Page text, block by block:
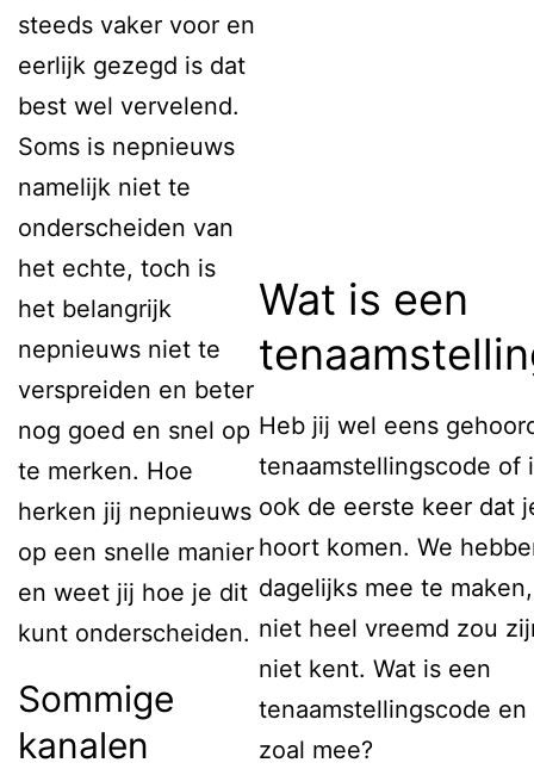
steeds vaker voor en
eerlijk gezegd is dat
best wel vervelend.
Soms is nepnieuws
namelijk niet te
onderscheiden van
het echte, toch is
het belangrijk
nepnieuws niet te
verspreiden en beter
nog goed en snel op
te merken. Hoe
herken jij nepnieuws
op een snelle manier
en weet jij hoe je dit
kunt onderscheiden.
Sommige
kanalen
Wat is een
Heb jij wel eens
tenaamstellingscode of
ook de eerste keer dat
hoort komen. We
dagelijks mee te
niet heel vreemd zou
niet kent. Wat is een
tenaamstellingscode
zoal mee?